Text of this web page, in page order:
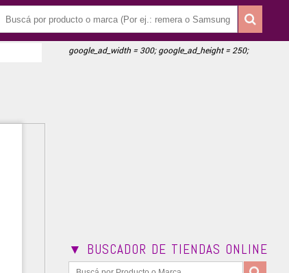
google_ad_width = 300; google_ad_height = 250;
▼ BUSCADOR DE TIENDAS ONLINE